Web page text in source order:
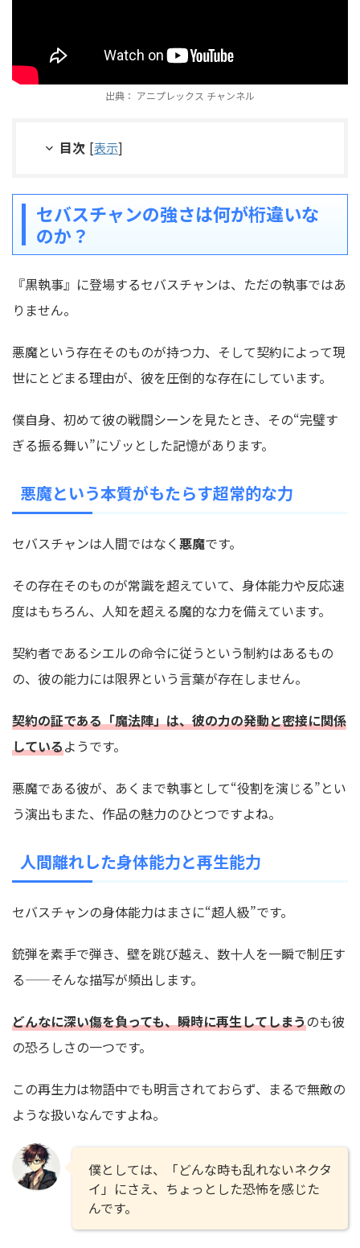
出典： アニプレックス チャンネル
目次 [表示]
セバスチャンの強さは何が桁違いな
のか？
『黒執事』に登場するセバスチャンは、ただの執事ではあ
りません。
悪魔という存在そのものが持つ力、そして契約によって現
世にとどまる理由が、彼を圧倒的な存在にしています。
僕自身、初めて彼の戦闘シーンを見たとき、その“完璧す
ぎる振る舞い”にゾッとした記憶があります。
悪魔という本質がもたらす超常的な力
セバスチャンは人間ではなく悪魔です。
その存在そのものが常識を超えていて、身体能力や反応速
度はもちろん、人知を超える魔的な力を備えています。
契約者であるシエルの命令に従うという制約はあるもの
の、彼の能力には限界という言葉が存在しません。
契約の証である「魔法陣」は、彼の力の発動と密接に関係
しているようです。
悪魔である彼が、あくまで執事として“役割を演じる”とい
う演出もまた、作品の魅力のひとつですよね。
人間離れした身体能力と再生能力
セバスチャンの身体能力はまさに“超人級”です。
銃弾を素手で弾き、壁を跳び越え、数十人を一瞬で制圧す
る——そんな描写が頻出します。
どんなに深い傷を負っても、瞬時に再生してしまうのも彼
の恐ろしさの一つです。
この再生力は物語中でも明言されておらず、まるで無敵の
ような扱いなんですよね。
僕としては、「どんな時も乱れないネクタ
イ」にさえ、ちょっとした恐怖を感じた
んです。